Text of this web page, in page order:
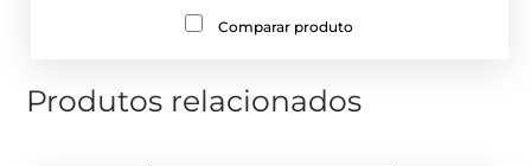
Comparar produto
Produtos relacionados